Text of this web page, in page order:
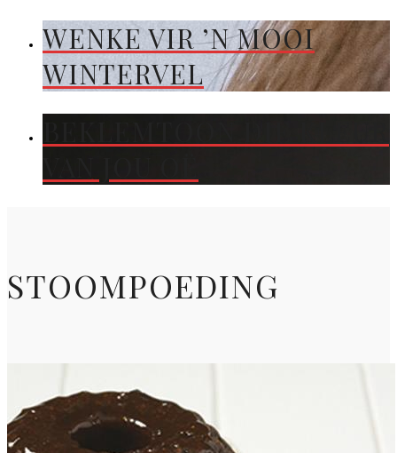
WENKE VIR ’N MOOI
WINTERVEL
STOOMPOEDING